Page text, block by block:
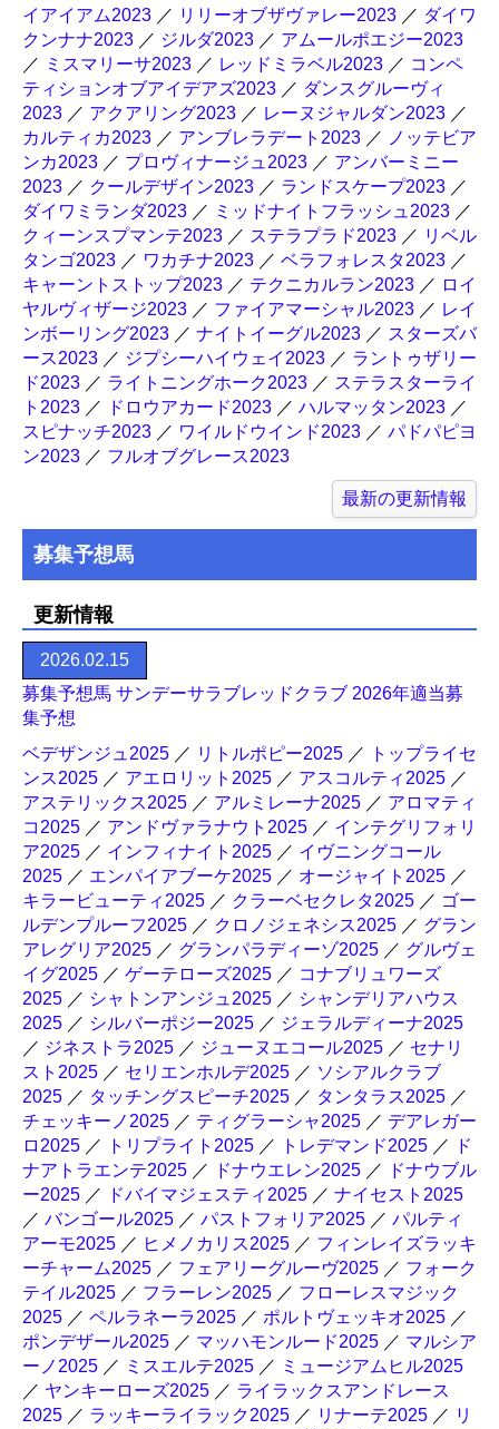
イアイアム2023 ／ リリーオブザヴァレー2023 ／ ダイワ
クンナナ2023 ／ ジルダ2023 ／ アムールポエジー2023
／ ミスマリーサ2023 ／ レッドミラベル2023 ／ コンペ
ティションオブアイデアズ2023 ／ ダンスグルーヴィ
2023 ／ アクアリング2023 ／ レーヌジャルダン2023 ／
カルティカ2023 ／ アンブレラデート2023 ／ ノッテビア
ンカ2023 ／ プロヴィナージュ2023 ／ アンバーミニー
2023 ／ クールデザイン2023 ／ ランドスケープ2023 ／
ダイワミランダ2023 ／ ミッドナイトフラッシュ2023 ／
クィーンスプマンテ2023 ／ ステラプラド2023 ／ リベル
タンゴ2023 ／ ワカチナ2023 ／ ベラフォレスタ2023 ／
キャーントストップ2023 ／ テクニカルラン2023 ／ ロイ
ヤルヴィザージ2023 ／ ファイアマーシャル2023 ／ レイ
ンボーリング2023 ／ ナイトイーグル2023 ／ スターズバ
ース2023 ／ ジプシーハイウェイ2023 ／ ラントゥザリー
ド2023 ／ ライトニングホーク2023 ／ ステラスターライ
ト2023 ／ ドロウアカード2023 ／ ハルマッタン2023 ／
スピナッチ2023 ／ ワイルドウインド2023 ／ パドパピヨ
ン2023 ／ フルオブグレース2023
最新の更新情報
募集予想馬
更新情報
2026.02.15
募集予想馬 サンデーサラブレッドクラブ 2026年適当募
集予想
ベデザンジュ2025 ／ リトルポピー2025 ／
トップライセ
ンス2025 ／ アエロリット2025 ／ アスコルティ2025 ／
アステリックス2025 ／ アルミレーナ2025 ／ アロマティ
コ2025 ／ アンドヴァラナウト2025 ／ インテグリフォリ
ア2025 ／ インフィナイト2025 ／ イヴニングコール
2025 ／ エンパイアブーケ2025 ／ オージャイト2025 ／
キラービューティ2025 ／ クラーベセクレタ2025 ／ ゴー
ルデンプルーフ2025 ／ クロノジェネシス2025 ／ グラン
アレグリア2025 ／ グランパラディーゾ2025 ／ グルヴェ
イグ2025 ／ ゲーテローズ2025 ／ コナブリュワーズ
2025 ／ シャトンアンジュ2025 ／ シャンデリアハウス
2025 ／ シルバーポジー2025 ／ ジェラルディーナ2025
／ ジネストラ2025 ／ ジューヌエコール2025 ／ セナリ
スト2025 ／ セリエンホルデ2025 ／ ソシアルクラブ
2025 ／ タッチングスピーチ2025 ／ タンタラス2025 ／
チェッキーノ2025 ／ ティグラーシャ2025 ／ デアレガー
ロ2025 ／ トリプライト2025 ／ トレデマンド2025 ／
ド
ナアトラエンテ2025 ／ ドナウエレン2025 ／
ドナウブル
ー2025 ／ ドバイマジェスティ2025 ／ ナイセスト2025
／ バンゴール2025 ／ パストフォリア2025 ／ パルティ
アーモ2025 ／ ヒメノカリス2025 ／ フィンレイズラッキ
ーチャーム2025 ／ フェアリーグルーヴ2025 ／ フォーク
テイル2025 ／ フラーレン2025 ／ フローレスマジック
2025 ／ ペルラネーラ2025 ／ ポルトヴェッキオ2025 ／
ポンデザール2025 ／ マッハモンルード2025 ／ マルシア
ーノ2025 ／ ミスエルテ2025 ／ ミュージアムヒル2025
／ ヤンキーローズ2025 ／ ライラックスアンドレース
2025 ／ ラッキーライラック2025 ／ リナーテ2025 ／ リ